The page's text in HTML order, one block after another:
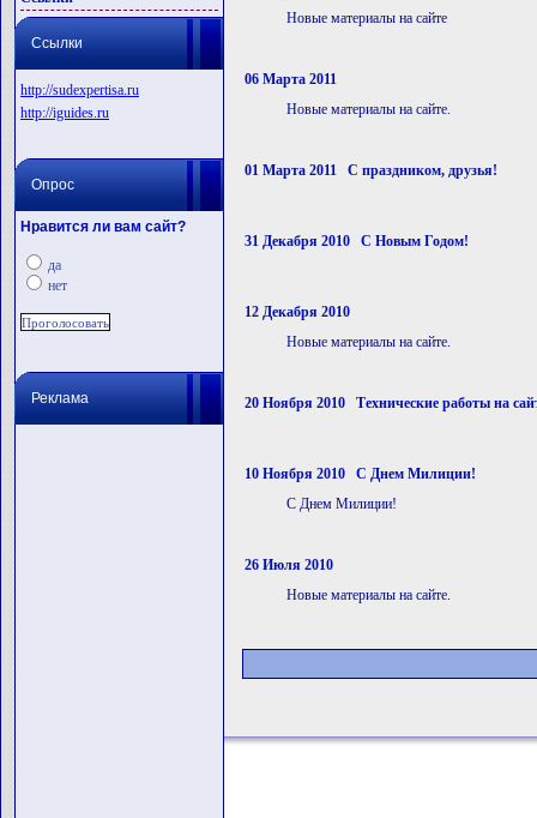
Ссылки
http://sudexpertisa.ru
http://iguides.ru
Опрос
Нравится ли вам сайт?
да
нет
Реклама
Новые материалы на сайте
06 Марта 2011
Новые материалы на сайте.
01 Марта 2011 С праздником, друзья!
31 Декабря 2010 С Новым Годом!
12 Декабря 2010
Новые материалы на сайте.
20 Ноября 2010 Технические работы на
10 Ноября 2010 С Днем Милиции!
С Днем Милиции!
26 Июля 2010
Новые материалы на сайте.